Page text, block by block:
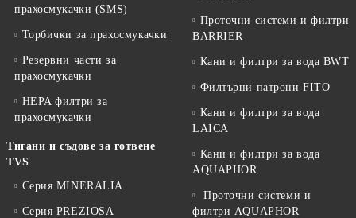
прахосмукачки (SMS)
Торбички за прахосмукачки
Резервни части за
прахосмукачки
HEPA филтри за
прахосмукачки
Тигани и съдове за готвене
TVS
Серия MINERALIA
Серия PREZIOSA
Проточни системи и филтри
BARRIER
Кани и филтри за вода BWT
Филтърни патрони FITO
Кани и филтри за вода
LAICA
Кани и филтри за вода
AQUAPHOR
Проточни системи и
филтри AQUAPHOR